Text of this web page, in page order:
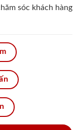
sóc khách hàng